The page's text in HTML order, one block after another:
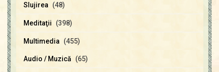
Slujirea (48)
Meditaţii (398)
Multimedia (455)
Audio / Muzică (65)